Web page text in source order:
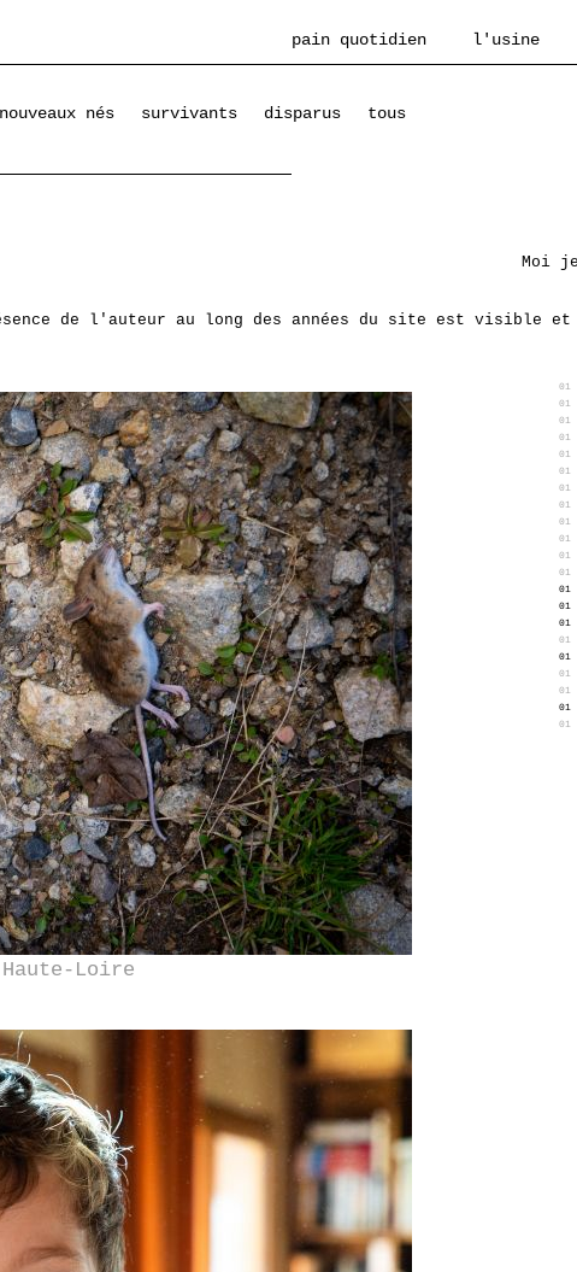
pain quotidien l'usine
nouveaux nés survivants disparus tous
Moi je
de l'auteur au long des années du site est visible
01
01
01
01
01
01
01
01
01
01
01
01
01
01
01
01
01
01
01
01
01
Loire